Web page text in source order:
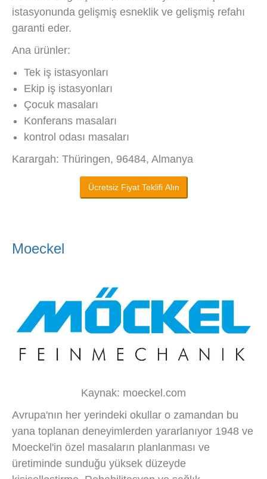
istasyonunda gelişmiş esneklik ve gelişmiş refahı
garanti eder.
Ana ürünler:
Tek iş istasyonları
Ekip iş istasyonları
Çocuk masaları
Konferans masaları
kontrol odası masaları
Karargah: Thüringen, 96484, Almanya
Ücretsiz Fiyat Teklifi Alın
Moeckel
Kaynak: moeckel.com
Avrupa'nın her yerindeki okullar o zamandan bu
yana toplanan deneyimlerden yararlanıyor 1948 ve
Moeckel'in özel masaların planlanması ve
üretiminde sunduğu yüksek düzeyde